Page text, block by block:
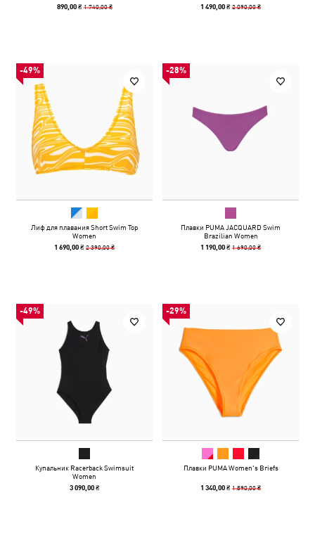
890,00 ₴ 1 740,00 ₴ 1 490,00 ₴2 090,00 ₴
-49%
Лиф для плавания Short Swim Top
Women
1 690,00 ₴2 390,00 ₴
-28%
Плавки PUMA JACQUARD Swim
Brazilian Women
1 190,00 ₴1 690,00 ₴
-49%
Купальник Racerback Swimsuit
Women
3 090,00 ₴
-29%
Плавки PUMA Women's Briefs
1 340,00 ₴1 890,00 ₴